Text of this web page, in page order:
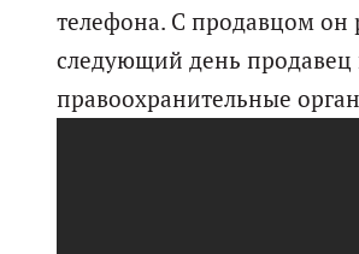
телефона. С продавцом
следующий день продавец
правоохранительные